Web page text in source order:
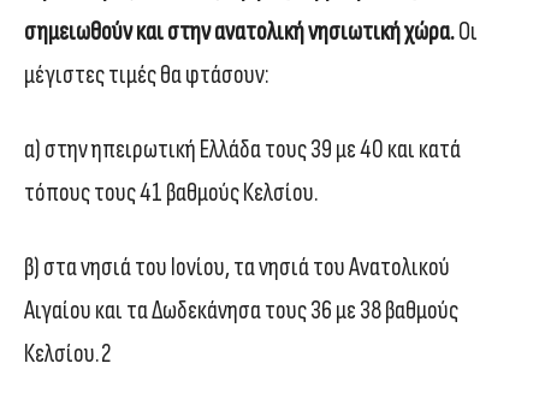
σημειωθούν και στην ανατολική νησιωτική χώρα.Οι
μέγιστες τιμές θα φτάσουν:
α) στην ηπειρωτική Ελλάδα τους 39 με 40 και κατά
τόπους τους 41 βαθμούς Κελσίου.
β) στα νησιά του Ιονίου, τα νησιά του Ανατολικού
Αιγαίου και τα Δωδεκάνησα τους 36 με 38 βαθμούς
Κελσίου.2